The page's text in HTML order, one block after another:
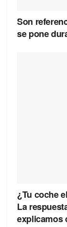
Son
se pone
¿Tu coche
La
explicamos